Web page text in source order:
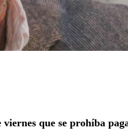
viernes que se prohíba